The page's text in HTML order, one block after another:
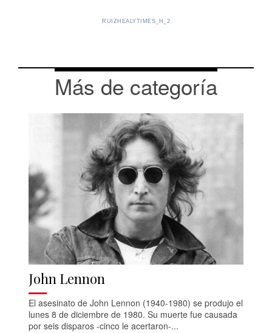
RUIZHEALYTIMES_H_2
Más de categoría
John Lennon
El asesinato de John Lennon (1940-1980) se produjo el
lunes 8 de diciembre de 1980. Su muerte fue causada
por seis disparos -cinco le acertaron-...